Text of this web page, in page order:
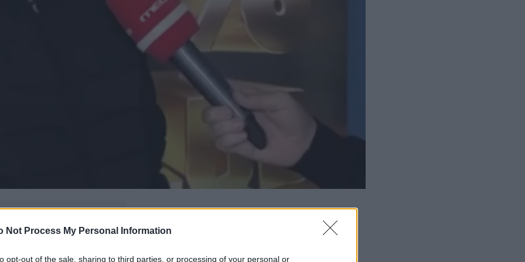
Not Process My Personal Information
opt-out of the sale, sharing to third parties, or processing of your personal or
πιο συχνά